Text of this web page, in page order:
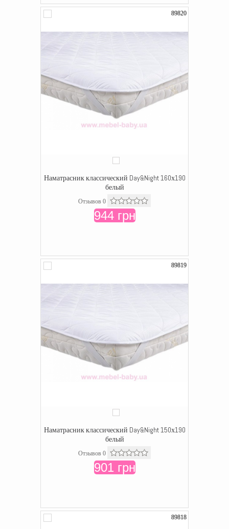
89820
Наматрасник классический Day&Night 160х190
белый
Отзывов 0
944 грн
89819
Наматрасник классический Day&Night 150х190
белый
Отзывов 0
901 грн
89818